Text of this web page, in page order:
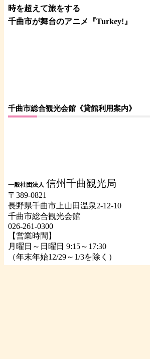
時を超えて旅をする
千曲市が舞台のアニメ『Turkey!』
千曲市総合観光会館《貸館利用案内》
一般社団法人 信州千曲観光局
〒389-0821
長野県千曲市上山田温泉2-12-10
千曲市総合観光会館
026-261-0300
【営業時間】
月曜日～日曜日 9:15～17:30
（年末年始12/29～1/3を除く）